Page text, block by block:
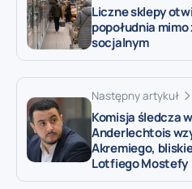
Liczne sklepy
popołudnia
socjalnym
Następny artykuł
Komisja śledcza
Anderlechtois
Akremiego,
Lotfiego Mostefy